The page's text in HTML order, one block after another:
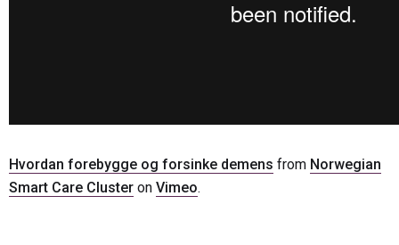
Hvordan forebygge og forsinke demens from Norwegian
Smart Care Cluster on Vimeo.